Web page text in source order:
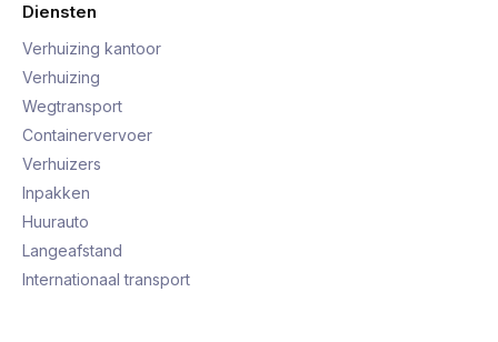
Diensten
Verhuizing kantoor
Verhuizing
Wegtransport
Containervervoer
Verhuizers
Inpakken
Huurauto
Langeafstand
Internationaal transport